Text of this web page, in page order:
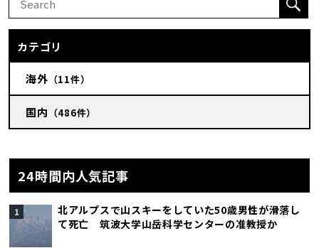
24時間内人気記事
北アルプスで山スキーをしていた50歳男性が滑落し
て死亡 筑波大学山岳科学センターの准教授か
カテゴリ
海外 （11件）
国内 （486件）